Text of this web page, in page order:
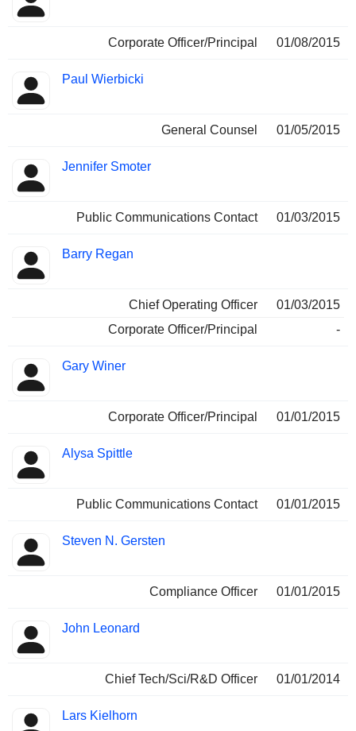
Corporate Officer/Principal 01/08/2015
Paul Wierbicki
General Counsel 01/05/2015
Jennifer Smoter
Public Communications Contact 01/03/2015
Barry Regan
Chief Operating Officer
01/03/2015
Corporate Officer/Principal
-
Gary Winer
Corporate Officer/Principal 01/01/2015
Alysa Spittle
Public Communications Contact 01/01/2015
Steven N. Gersten
Compliance Officer 01/01/2015
John Leonard
Chief Tech/Sci/R&D Officer 01/01/2014
Lars Kielhorn